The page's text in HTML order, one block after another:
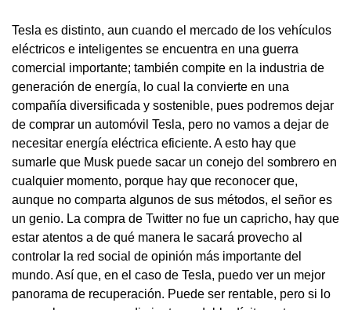
Tesla es distinto, aun cuando el mercado de los vehículos
eléctricos e inteligentes se encuentra en una guerra
comercial importante; también compite en la industria de
generación de energía, lo cual la convierte en una
compañía diversificada y sostenible, pues podremos dejar
de comprar un automóvil Tesla, pero no vamos a dejar de
necesitar energía eléctrica eficiente. A esto hay que
sumarle que Musk puede sacar un conejo del sombrero en
cualquier momento, porque hay que reconocer que,
aunque no comparta algunos de sus métodos, el señor es
un genio. La compra de Twitter no fue un capricho, hay que
estar atentos a de qué manera le sacará provecho al
controlar la red social de opinión más importante del
mundo. Así que, en el caso de Tesla, puedo ver un mejor
panorama de recuperación. Puede ser rentable, pero si lo